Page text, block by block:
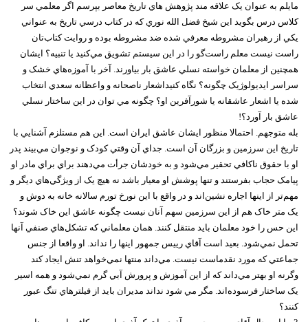
مايلم به عنوان يک علاقه مند پژوهش هاي تاريخ معاصر بپرسم اگر معلمي سر
کلاس درس بگويد اين شيخ فضل الله نوري که در کتاب درسي تاريخ به عنواني
يکي از رهبران مشروطه معرفي شده ضد مشروطه بوده و روايت کتاب‌تان
راست نيست معلم راست‌گو را در اين سيستم تشويق مي‌کنيد يا تنبيه؟ ايشان
همچنين از معلمان خواسته نسلي عاشق بار بياورند. آخر با آموزه‌هاي خشک و
سراسر ايديولوژيک چگونه؟ نگاه کنيداشعار ناصحانه و واعظانه سعدي انتخاب
شده يا اشعار عاشقانه يا شورآفرين او؟ چگونه مي توان در اين ساختار نسلي
عاشق بار آورد؟!
بله متوجهم. احتمالا منظور ايشان عاشق ايران است. اين هم مستلزم آشنايي با
تاريخ اين سرزمين و بزرگان آن است. جداي آن وقتي کودک و نوجوان مي‌بيند پدر
او با حقوق ناکافي تحقير مي‌شود و به خودشان جرأت مي‌دهند براي براي مادر او
پيامک حجاب بفرستند و تنها پوشش او معيار باشد نه هيچ يک از ويژگي‌هاي ديگر و
مهم‌تر از اينها اجاره نشين‌اند و در واقع با اين نورخ تورم سالانه خانه به دوش و
يک متر خاک هم از اين سرزمين سهم آنان نيست چگونه عاشق اين خاک شوند؟
اين حس را خود معلمان بايد منتقل کنند. همان معلماني که تشکل‌هاي صنفي آنها
تحمل نمي‌شود. بعيد است آقاي رييس جمهور اينها را نداند. او واقعا از جنس
جماعتي که مورد نقدماست نيست. مي‌داند منتها نمي‌خواهد تنش ايجاد کند
وگرنه او بهتر مي‌داند که از اين آموزش و پرورش آبي گرم نمي‌شود و همه اسير
يک ساختار فرسوده‌اند. مگر مي شود نداند مديران بايد از فيلترهاي تنگ عبور
کنند؟